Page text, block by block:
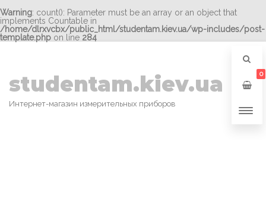
Warning: count(): Parameter must be an array or an object that
implements Countable in
/home/dlrxvcbx/public_html/studentam.kiev.ua/wp-includes/post-
template.php on line 284
studentam.kiev.ua
Интернет-магазин измерительных приборов
0